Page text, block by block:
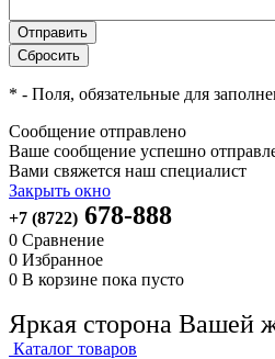
* - Поля, обязательные для
Сообщение отправлено
Ваше сообщение успешно
Вами свяжется наш специалист
Закрыть окно
+7 (8722) 678-888
0 Сравнение
0 Избранное
0 В корзине пока пусто
Яркая сторона Вашей
Каталог товаров